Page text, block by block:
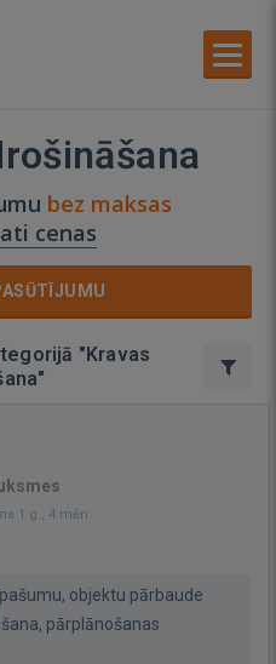
bez maksas
cenas
"Kravas
1 g., 4 mēn.
objektu pārbaude
pārplānošanas